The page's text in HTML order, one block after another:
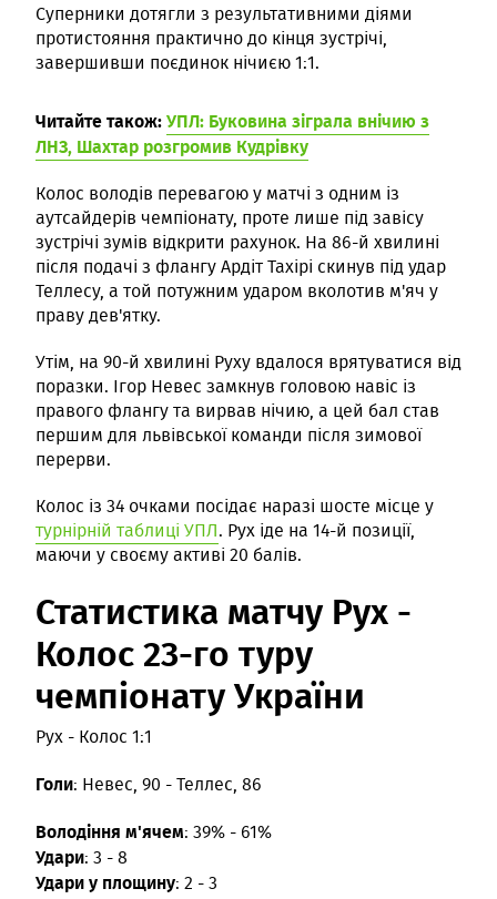
Суперники дотягли з результативними діями
протистояння практично до кінця зустрічі,
завершивши поєдинок нічиєю 1:1.
Читайте також:УПЛ: Буковина зіграла внічию з
ЛНЗ, Шахтар розгромив Кудрівку
Колос володів перевагою у матчі з одним із
аутсайдерів чемпіонату, проте лише під завісу
зустрічі зумів відкрити рахунок. На 86-й хвилині
після подачі з флангу Ардіт Тахірі скинув під удар
Теллесу, а той потужним ударом вколотив м'яч у
праву дев'ятку.
Утім, на 90-й хвилині Руху вдалося врятуватися від
поразки. Ігор Невес замкнув головою навіс із
правого флангу та вирвав нічию, а цей бал став
першим для львівської команди після зимової
перерви.
Колос із 34 очками посідає наразі шосте місце у
турнірній таблиці УПЛ. Рух іде на 14-й позиції,
маючи у своєму активі 20 балів.
Статистика матчу Рух -
Колос 23-го туру
чемпіонату України
Рух - Колос 1:1
Голи: Невес, 90 - Теллес, 86
Володіння м'ячем: 39% - 61%
Удари: 3 - 8
Удари у площину: 2 - 3